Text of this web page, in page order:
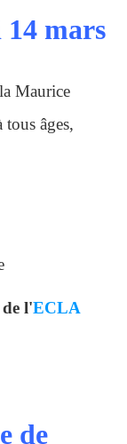
mars
Maurice
âges,
de l'ECLA
de